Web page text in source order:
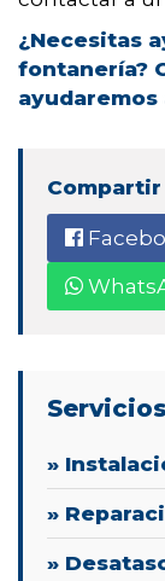
¿Necesitas
fontanería?
»
»
»